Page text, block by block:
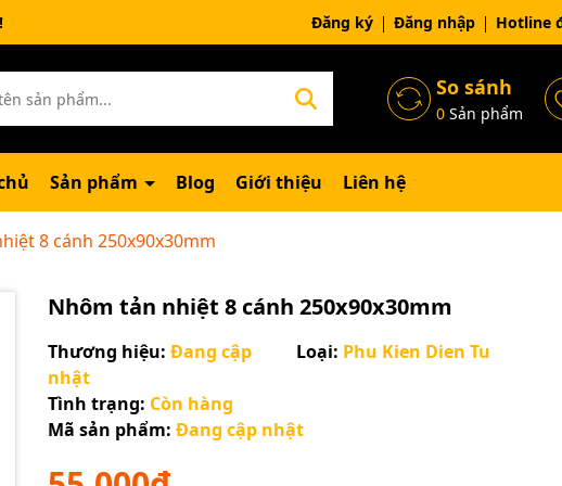
chờ đợi bạn Đăng ký Đăng nhập Hotline
So sánh
0Sản phẩm
Sản phẩm Blog Giới thiệu Liên hệ
8 cánh 250x90x30mm
Nhôm tản nhiệt 8 cánh 250x90x30mm
Thương hiệu: Đang cập
nhật
Loại: Phu Kien Dien Tu
Tình trạng: Còn hàng
Mã sản phẩm: Đang cập nhật
Mã giảm giá: